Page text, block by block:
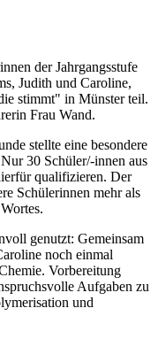
der Jahrgangsstufe
Judith und Caroline,
stimmt" in Münster teil.
Frau Wand.
stellte eine besondere
30 Schüler/-innen aus
qualifizieren. Der
Schülerinnen mehr als
genutzt: Gemeinsam
noch einmal
Vorbereitung
Aufgaben zu
und